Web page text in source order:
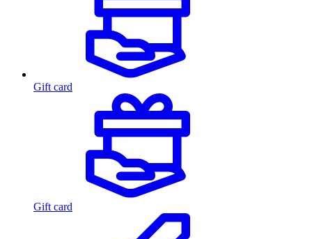
Gift card
Gift card